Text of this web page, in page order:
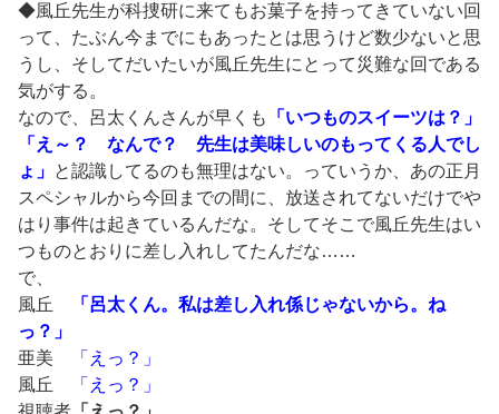
◆風丘先生が科捜研に来てもお菓子を持ってきていない回
って、たぶん今までにもあったとは思うけど数少ないと思
うし、そしてだいたいが風丘先生にとって災難な回である
気がする。
なので、呂太くんさんが早くも
「いつものスイーツは？」
「え～？ なんで？ 先生は美味しいのもってくる人でし
ょ」 と認識してるのも無理はない。っていうか、あの正月
スペシャルから今回までの間に、放送されてないだけでや
はり事件は起きているんだな。そしてそこで風丘先生はい
つものとおりに差し入れしてたんだな……
で、
風丘
「呂太くん。私は差し入れ係じゃないから。ね
っ？」
亜美
「えっ？」
風丘
「えっ？」